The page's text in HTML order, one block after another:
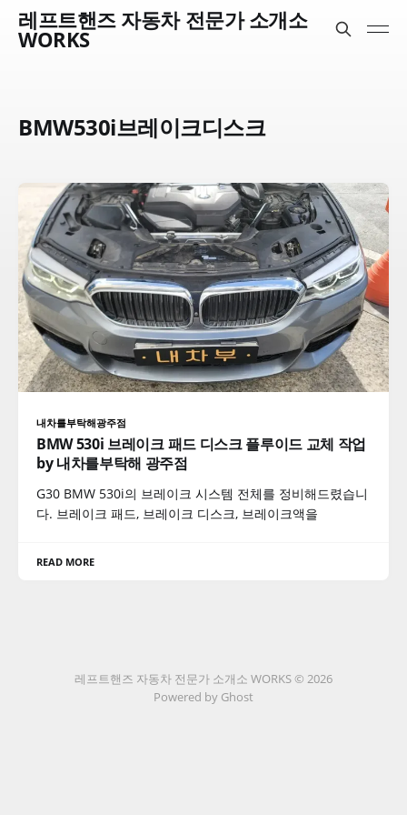
레프트핸즈 자동차 전문가 소개소
WORKS
BMW530i브레이크디스크
내차를부탁해광주점
BMW 530i 브레이크 패드 디스크 플루이드 교체 작업
by 내차를부탁해 광주점
G30 BMW 530i의 브레이크 시스템 전체를 정비해드렸습니
다. 브레이크 패드, 브레이크 디스크, 브레이크액을
READ MORE
레프트핸즈 자동차 전문가 소개소 WORKS © 2026
Powered by Ghost